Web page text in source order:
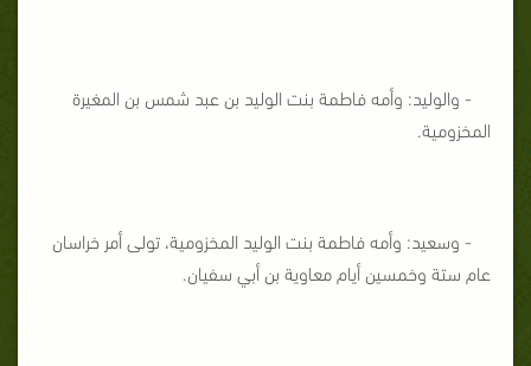
- والوليد: وأمه فاطمة بنت الوليد بن عبد شمس بن المغيرة
المخزومية.
- وسعيد: وأمه فاطمة بنت الوليد المخزومية، تولى أمر خراسان
عام ستة وخمسين أيام معاوية بن أبي سفيان.